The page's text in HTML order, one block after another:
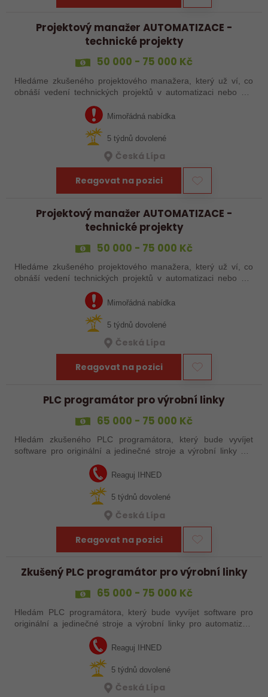
Projektový manažer AUTOMATIZACE -
technické projekty
50 000 - 75 000 Kč
Hledáme zkušeného projektového manažera, který už ví, co
obnáší vedení technických projektů v automatizaci nebo má
objemem zakázek proto…Mimořádná nabídka
5 týdnů dovolené
Česká Lípa
Reagovat na pozici
Projektový manažer AUTOMATIZACE -
technické projekty
50 000 - 75 000 Kč
Hledáme zkušeného projektového manažera, který už ví, co
obnáší vedení technických projektů v automatizaci nebo má
zkušenosti s automatizačními výrobními linkami. S rostoucím
objemem zakázek proto…Mimořádná nabídka
5 týdnů dovolené
Česká Lípa
Reagovat na pozici
PLC programátor pro výrobní linky
65 000 - 75 000 Kč
Hledám zkušeného PLC programátora, který bude vyvíjet
software pro originální a jedinečné stroje a výrobní linky pro
chcete mít možnost…
Reaguj IHNED
5 týdnů dovolené
Česká Lípa
Reagovat na pozici
Zkušený PLC programátor pro výrobní linky
65 000 - 75 000 Kč
Hledám PLC programátora, který bude vyvíjet software pro
originální a jedinečné stroje a výrobní linky pro automatizaci
výroby, převážně pro automobilový průmysl. Jestli chcete mít
možnost pracovat v…
Reaguj IHNED
5 týdnů dovolené
Česká Lípa